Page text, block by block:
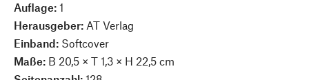
Auflage: 1
Herausgeber: AT Verlag
Einband: Softcover
Maße: B 20,5 × T 1,3 × H 22,5 cm